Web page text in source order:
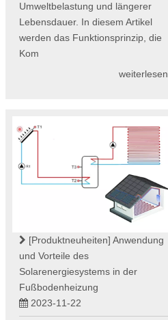
Umweltbelastung und längerer
Lebensdauer. In diesem Artikel
werden das Funktionsprinzip, die
Kom
weiterlesen
[Produktneuheiten] Anwendung
und Vorteile des
Solarenergiesystems in der
Fußbodenheizung
2023-11-22